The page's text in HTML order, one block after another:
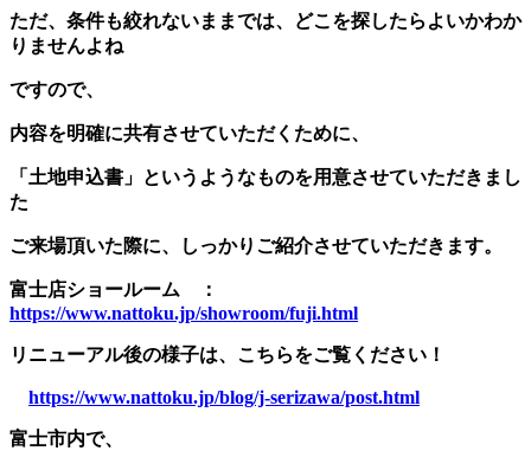
ただ、条件も絞れないままでは、どこを探したらよいかわか
りませんよね
ですので、
内容を明確に共有させていただくために、
「土地申込書」というようなものを用意させていただきまし
た
ご来場頂いた際に、しっかりご紹介させていただきます。
富士店ショールーム ：
https://www.nattoku.jp/showroom/fuji.html
リニューアル後の様子は、こちらをご覧ください！
https://www.nattoku.jp/blog/j-serizawa/post.html
富士市内で、